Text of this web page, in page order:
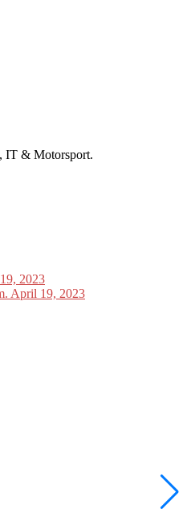
IT & Motorsport.
2023
April 19, 2023